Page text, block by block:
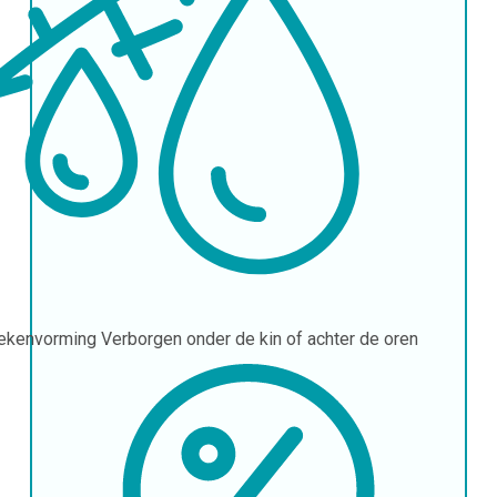
Verborgen onder de kin of achter de oren